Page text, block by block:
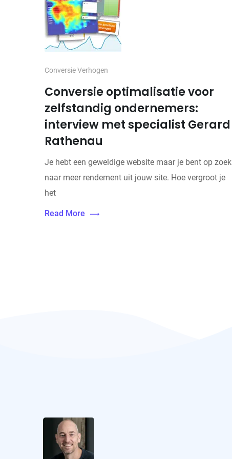
Conversie Verhogen
Conversie optimalisatie voor
zelfstandig ondernemers:
interview met specialist Gerard
Rathenau
Je hebt een geweldige website maar je bent op zoek
naar meer rendement uit jouw site. Hoe vergroot je
het
Read More